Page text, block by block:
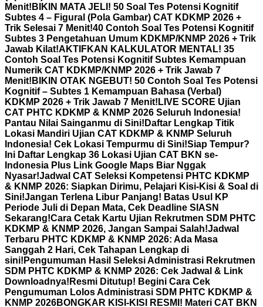
Menit! BIKIN MATA JELI! 50 Soal Tes Potensi Kognitif
Subtes 4 – Figural (Pola Gambar) CAT KDKMP 2026 +
Trik Selesai 7 Menit!40 Contoh Soal Tes Potensi Kognitif
Subtes 3 Pengetahuan Umum KDKMP/KNMP 2026 + Trik
Jawab Kilat!AKTIFKAN KALKULATOR MENTAL! 35
Contoh Soal Tes Potensi Kognitif Subtes Kemampuan
Numerik CAT KDKMP/KNMP 2026 + Trik Jawab 7
Menit! BIKIN OTAK NGEBUT! 50 Contoh Soal Tes Potensi
Kognitif – Subtes 1 Kemampuan Bahasa (Verbal)
KDKMP 2026 + Trik Jawab 7 Menit! LIVE SCORE Ujian
CAT PHTC KDKMP & KNMP 2026 Seluruh Indonesia!
Pantau Nilai Sainganmu di Sini! Daftar Lengkap Titik
Lokasi Mandiri Ujian CAT KDKMP & KNMP Seluruh
Indonesia! Cek Lokasi Tempurmu di Sini!Siap Tempur?
Ini Daftar Lengkap 36 Lokasi Ujian CAT BKN se-
Indonesia Plus Link Google Maps Biar Nggak
Nyasar!Jadwal CAT Seleksi Kompetensi PHTC KDKMP
& KNMP 2026: Siapkan Dirimu, Pelajari Kisi-Kisi & Soal di
Sini!Jangan Terlena Libur Panjang! Batas Usul KP
Periode Juli di Depan Mata, Cek Deadline SIASN
Sekarang!Cara Cetak Kartu Ujian Rekrutmen SDM PHTC
KDKMP & KNMP 2026, Jangan Sampai Salah!Jadwal
Terbaru PHTC KDKMP & KNMP 2026: Ada Masa
Sanggah 2 Hari, Cek Tahapan Lengkap di
sini! Pengumuman Hasil Seleksi Administrasi Rekrutmen
SDM PHTC KDKMP & KNMP 2026: Cek Jadwal & Link
Downloadnya! Resmi Ditutup! Begini Cara Cek
Pengumuman Lolos Administrasi SDM PHTC KDKMP &
KNMP 2026BONGKAR KISI-KISI RESMI! Materi CAT BKN